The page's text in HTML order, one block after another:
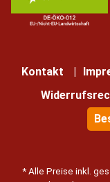
Kontakt
* Alle Preise inkl.